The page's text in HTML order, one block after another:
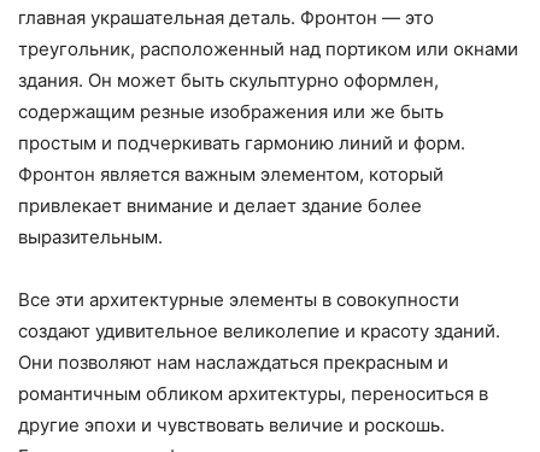
главная украшательная деталь. Фронтон — это
треугольник, расположенный над портиком или окнами
здания. Он может быть скульптурно оформлен,
содержащим резные изображения или же быть
простым и подчеркивать гармонию линий и форм.
Фронтон является важным элементом, который
привлекает внимание и делает здание более
выразительным.
Все эти архитектурные элементы в совокупности
создают удивительное великолепие и красоту зданий.
Они позволяют нам наслаждаться прекрасным и
романтичным обликом архитектуры, переноситься в
другие эпохи и чувствовать величие и роскошь.